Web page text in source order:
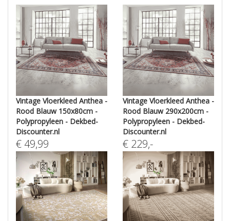
Vintage Vloerkleed Anthea -
Rood Blauw 150x80cm -
Polypropyleen - Dekbed-
Discounter.nl
€ 49,99
Vintage Vloerkleed Anthea -
Rood Blauw 290x200cm -
Polypropyleen - Dekbed-
Discounter.nl
€ 229,-